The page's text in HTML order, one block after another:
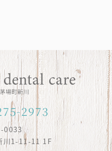
2973
0033
川1-11-11 1F